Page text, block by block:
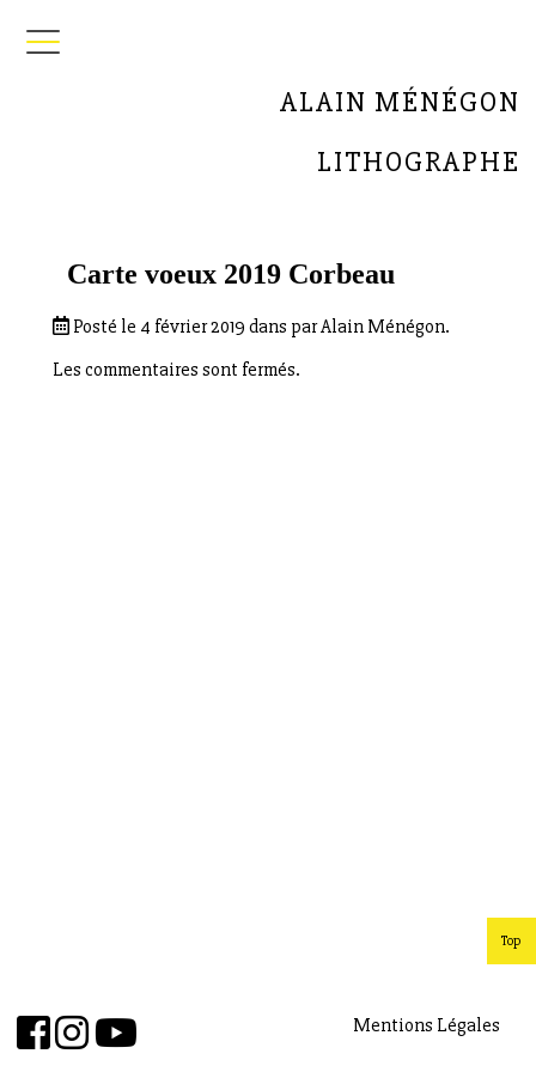
ALAIN MÉNÉGON
LITHOGRAPHE
Carte voeux 2019 Corbeau
Posté le 4 février 2019 dans par Alain Ménégon.
Les commentaires sont fermés.
Mentions Légales
Top